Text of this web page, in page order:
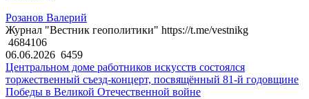
Розанов Валерий
Журнал "Вестник геополитики" https://t.me/vestnikg
4684106
06.06.2026 6459
Центральном доме работников искусств состоялся
торжественный съезд-концерт, посвящённый 81-й годовщине
Победы в Великой Отечественной войне